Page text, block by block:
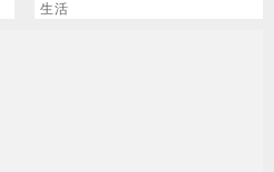
務
生活